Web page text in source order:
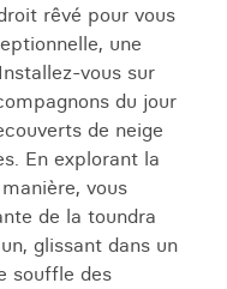
rêvé pour vous
une
vous sur
du jour
de neige
En explorant la
vous
de la toundra
glissant dans un
souffle des